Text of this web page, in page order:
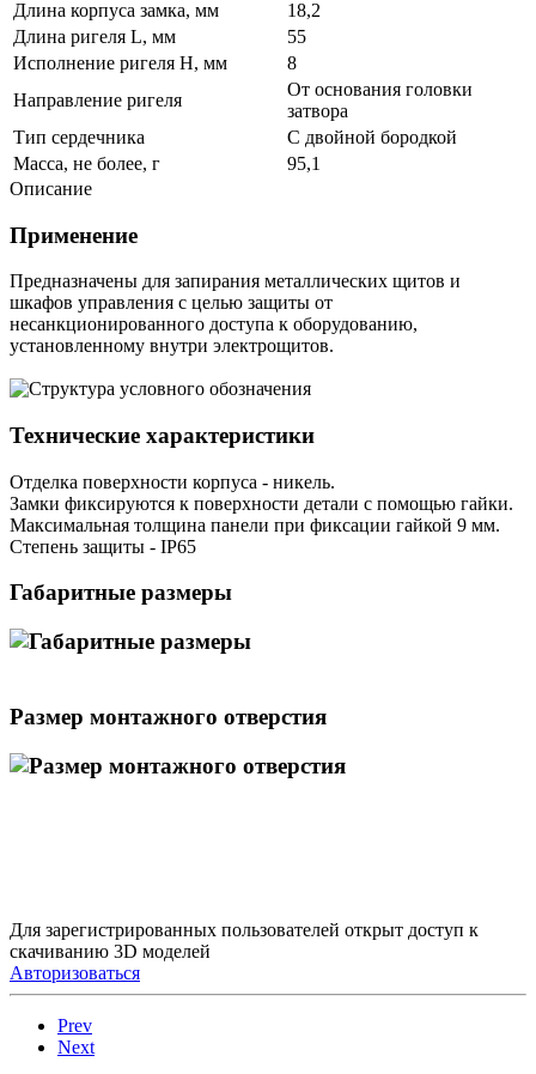
Длина корпуса замка, мм
18,2
Длина ригеля L, мм
55
Исполнение ригеля H, мм
8
Направление ригеля
От основания головки
затвора
Тип сердечника
С двойной бородкой
Масса, не более, г
95,1
Описание
Применение
Предназначены для запирания металлических щитов и
шкафов управления с целью защиты от
несанкционированного доступа к оборудованию,
установленному внутри электрощитов.
Технические характеристики
Отделка поверхности корпуса - никель.
Замки фиксируются к поверхности детали с помощью гайки.
Максимальная толщина панели при фиксации гайкой 9 мм.
Степень защиты - IP65
Габаритные размеры
Размер монтажного отверстия
Для зарегистрированных пользователей открыт доступ к
скачиванию 3D моделей
Авторизоваться
Prev
Next